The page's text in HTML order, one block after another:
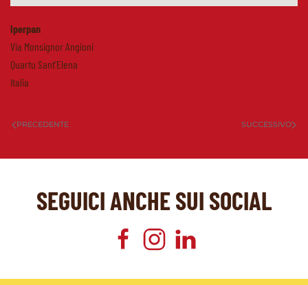
Iperpan
Via Monsignor Angioni
Quartu Sant'Elena
Italia
PRECEDENTE SUCCESSIVO
SEGUICI ANCHE SUI SOCIAL